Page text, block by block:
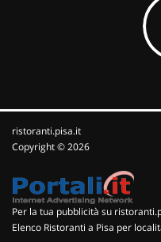
ristoranti.pisa.it
Copyright © 2026
Per la tua pubblicità su
Elenco Ristoranti a Pisa per